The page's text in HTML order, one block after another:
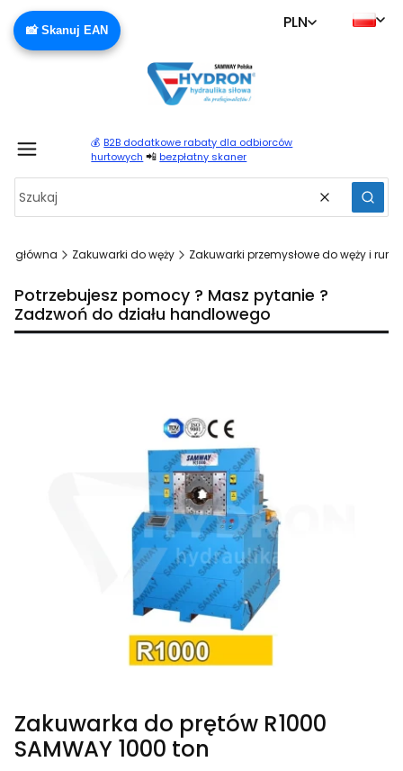
📸 Skanuj EAN PLN
💰 B2B dodatkowe rabaty dla odbiorców
hurtowych 📲 bezpłatny skaner
Wyczyść
główna Zakuwarki do węży Zakuwarki przemysłowe do węży i rur
Potrzebujesz pomocy ? Masz pytanie ?
Zadzwoń do działu handlowego
Zakuwarka do prętów R1000
SAMWAY 1000 ton